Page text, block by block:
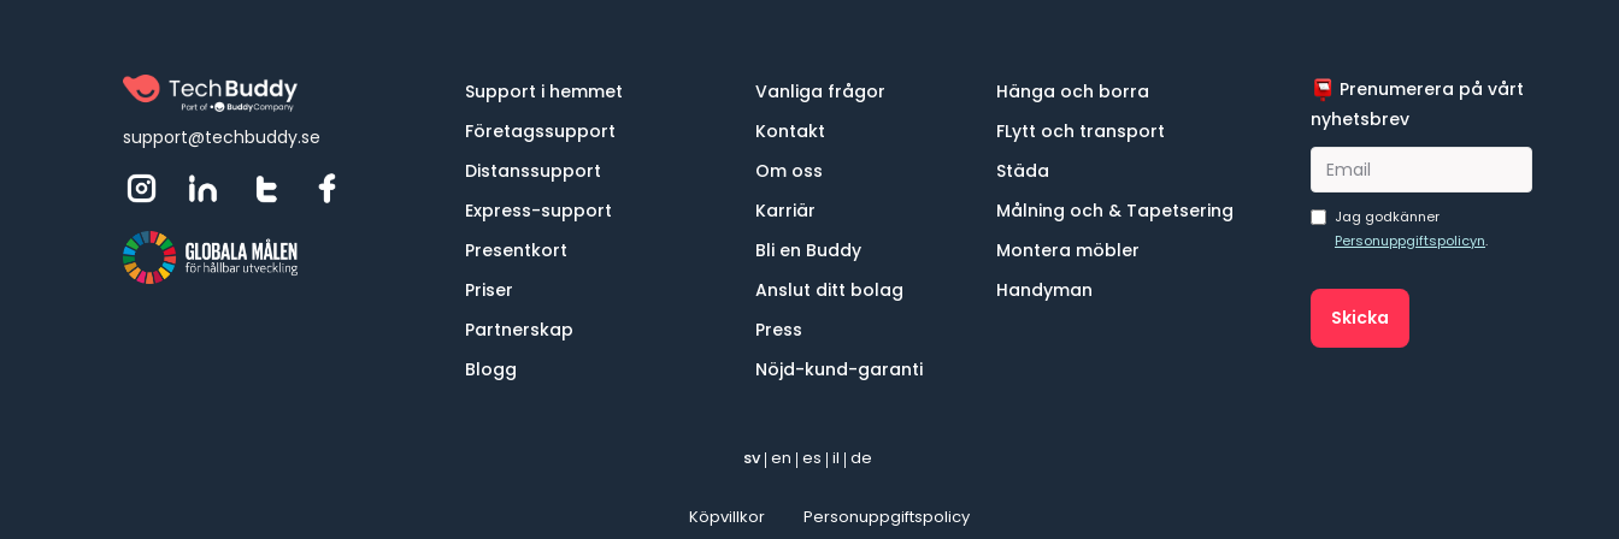
support@techbuddy.se
Support i hemmet
Företagssupport
Distanssupport
Express-support
Presentkort
Priser
Partnerskap
Blogg
Vanliga frågor
Kontakt
Om oss
Karriär
Bli en Buddy
Anslut ditt bolag
Press
Nöjd-kund-garanti
Hänga och borra
FLytt och transport
Städa
Målning och & Tapetsering
Montera möbler
Handyman
Prenumerera på vårt
nyhetsbrev
Jag godkänner
Personuppgiftspolicyn.
sv | en | es | il | de
Köpvillkor Personuppgiftspolicy